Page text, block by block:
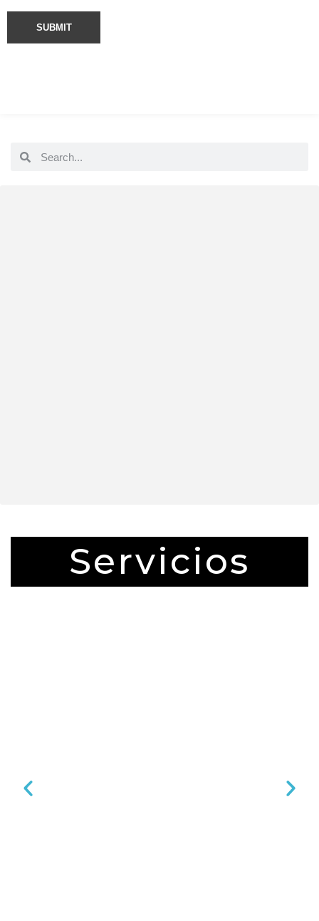
Servicios